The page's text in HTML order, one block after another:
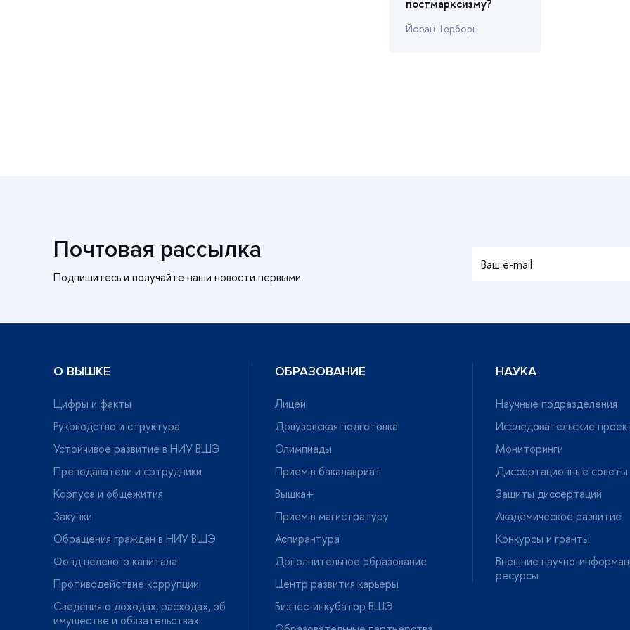
постмарксизму?
Йоран Терборн
Почтовая рассылка
О ВЫШКЕ
Цифры и факты
Руководство и структура
Устойчивое развитие в НИУ ВШЭ
Преподаватели и сотрудники
Корпуса и общежития
Закупки
Обращения граждан в НИУ ВШЭ
Фонд целевого капитала
Противодействие коррупции
Сведения о доходах, расходах, о
имуществе и обязательствах
ОБРАЗОВАНИЕ
Лицей
Довузовская подготовка
Олимпиады
Прием в бакалавриат
ышка+
Прием в магистратуру
Аспирантура
Дополнительное образование
Центр развития карьеры
Бизнес-инкубатор ВШЭ
НАУКА
Научные подразделения
Исследовательские
Мониторинги
Диссертационные советы
Защиты диссертаций
Академическое развитие
Конкурсы и гранты
нешние научно-
ресурсы